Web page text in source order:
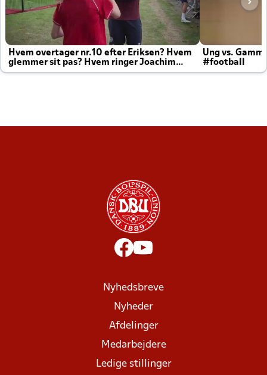
Hvem overtager nr.10 efter Eriksen? Hvem
glemmer sit pas? Hvem ringer Joachim
altid til efter kampe?
Ung vs.
#football
Nyhedsbreve
Nyheder
Afdelinger
Medarbejdere
Ledige stillinger